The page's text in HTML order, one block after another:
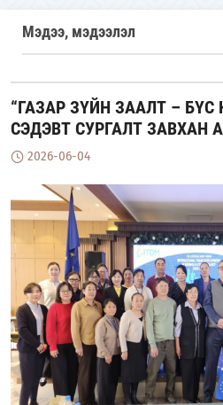
Мэдээ, мэдээлэл
“ГАЗАР ЗҮЙН ЗААЛТ –
СЭДЭВТ СУРГАЛТ ЗАВХАН
2026-06-04